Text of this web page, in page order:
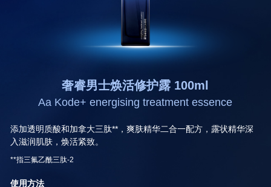
奢睿男士焕活修护露 100ml
Aa Kode+ energising treatment essence
添加透明质酸和加拿大三肽**，爽肤精华二合一配方，露状精华深
入滋润肌肤，焕活紧致。
**指三氟乙酰三肽-2
使用方法